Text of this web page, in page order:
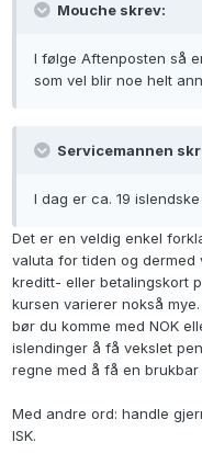
Mouche skrev:
I følge Aftenposten så
som vel blir noe helt
Servicemannen
I dag er ca. 19
Det er en veldig enkel
valuta for tiden og dermed
kreditt- eller betalingskort
kursen varierer nokså
bør du komme med NOK
islendinger å få vekslet
regne med å få en brukbar
Med andre ord: handle
ISK.